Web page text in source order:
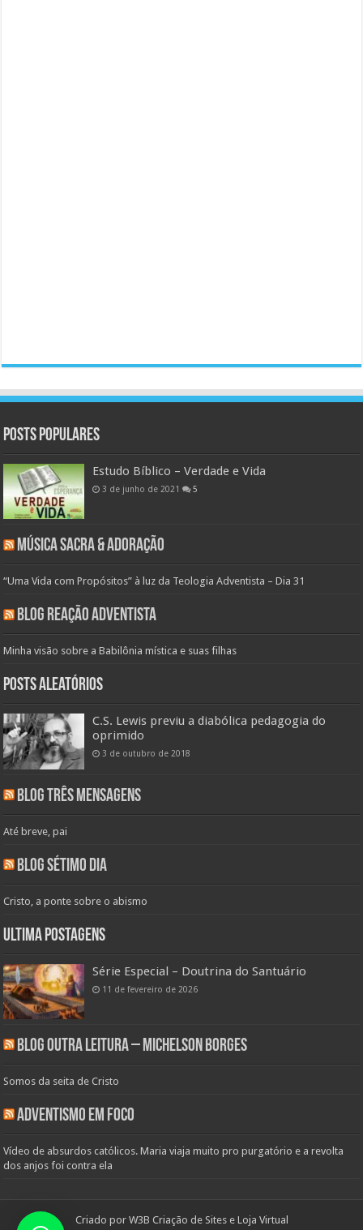
Posts populares
Estudo Bíblico – Verdade e Vida
3 de junho de 2021 5
Música Sacra & Adoração
“Uma Vida com Propósitos” à luz da Teologia Adventista – Dia 31
Blog Reação Adventista
Minha visão sobre a Babilônia mística e suas filhas
Posts aleatórios
C.S. Lewis previu a diabólica pedagogia do
oprimido
3 de outubro de 2018
Blog Três Mensagens
Até breve, pai
Blog Sétimo Dia
Cristo, a ponte sobre o abismo
Ultima Postagens
Série Especial – Doutrina do Santuário
11 de fevereiro de 2026
Blog Outra Leitura – Michelson Borges
Somos da seita de Cristo
Adventismo em Foco
Vídeo de absurdos católicos. Maria viaja muito pro purgatório e a revolta
dos anjos foi contra ela
Criado por W3B Criação de Sites e Loja Virtual